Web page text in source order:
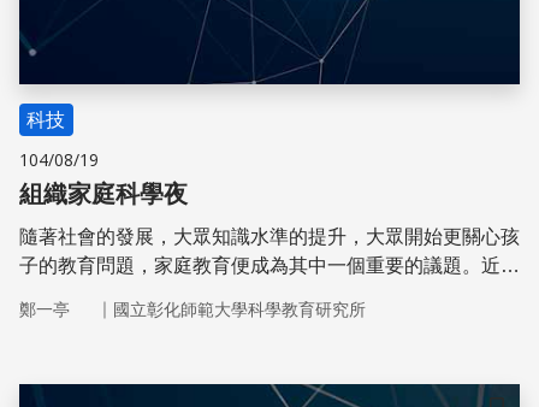
科技
104/08/19
組織家庭科學夜
隨著社會的發展，大眾知識水準的提升，大眾開始更關心孩
子的教育問題，家庭教育便成為其中一個重要的議題。近年
潮，許多有趣的家庭科學活動正在各地展開
鄭一亭 ｜ 國立彰化師範大學科學教育研究所